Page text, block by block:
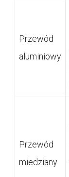
Przewód
aluminiowy
Przewód
miedziany